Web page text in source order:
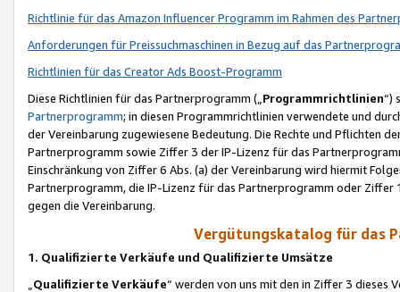
Richtlinie für das Amazon Influencer Programm im Rahmen des
Anforderungen für Preissuchmaschinen in Bezug auf das
Richtlinien für das Creator Ads Boost-Programm
Diese Richtlinien für das Partnerprogramm („Programmrichtlinien“)
Partnerprogramm; in diesen Programmrichtlinien verwendete und
der Vereinbarung zugewiesene Bedeutung. Die Rechte und Pflichten
Partnerprogramm sowie Ziffer 3 der IP-Lizenz für das
Einschränkung von Ziffer 6 Abs. (a) der Vereinbarung wird hiermit
Partnerprogramm, die IP-Lizenz für das Partnerprogramm oder
gegen die Vereinbarung.
Vergütungskatalog für das
1. Qualifizierte Verkäufe und Qualifizierte Umsätze
Qualifizierte Verkäufe“ werden von uns mit den in Ziffer 3